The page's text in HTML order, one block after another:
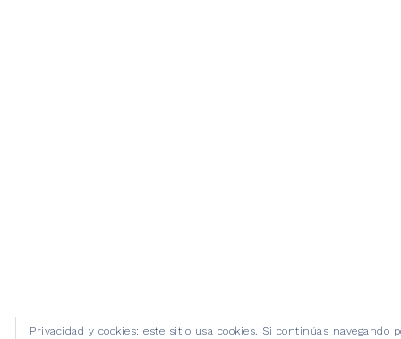
Privacidad y cookies: este sitio usa cookies. Si continúas navegando